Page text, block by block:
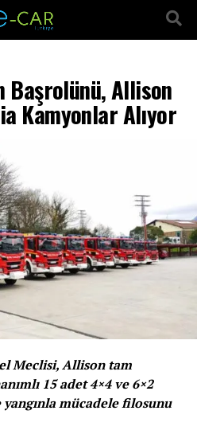
Başrolünü, Allison
Kamyonlar Alıyor
Meclisi, Allison tam
15 adet 4×4 ve 6×2
mücadele filosunu